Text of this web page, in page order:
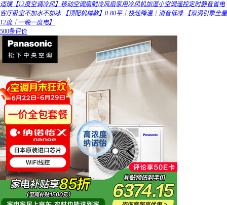
适璞【12度空调冷风】移动空调扇制冷风扇家用冷风机加湿小空调遥控定时静音省电
客厅卧室不加水不加冰 【顶配机械款】0-80平｜极速降温｜消音低噪 【双涡引擎全屋
12度｜一晚一度电】
500条评价